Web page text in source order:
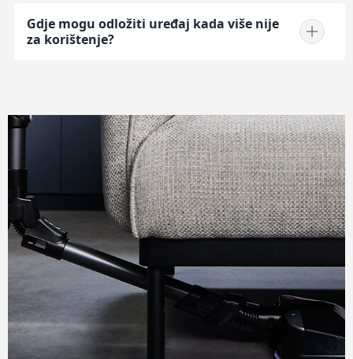
Gdje mogu odložiti uređaj kada više nije
za korištenje?